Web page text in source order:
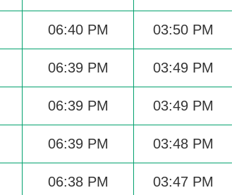
06:40 PM 03:50 PM
06:39 PM 03:49 PM
06:39 PM 03:49 PM
06:39 PM 03:48 PM
06:38 PM 03:47 PM